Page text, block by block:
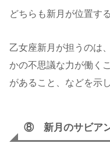
どちらも新月が位置す
乙女座新月が担うのは
かの不思議な力が働く
があること、などを示
⑧ 新月のサビア